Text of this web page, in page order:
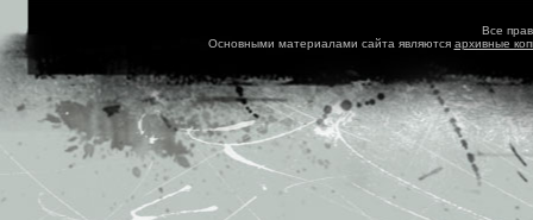
Все
Основными материалами сайта являются архивные